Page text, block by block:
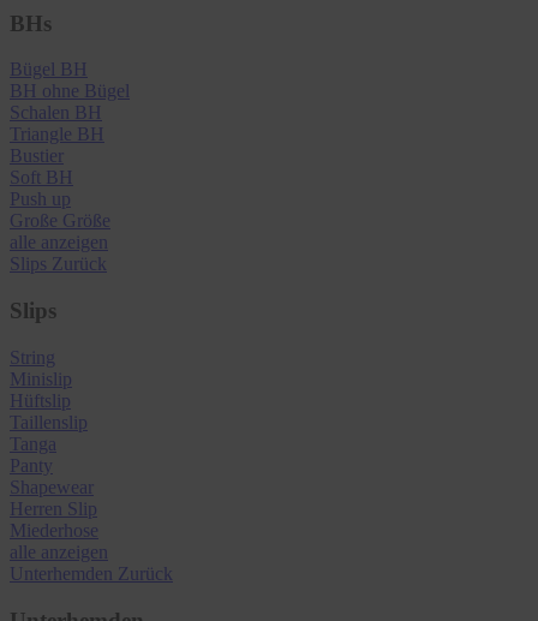
BHs
Bügel BH
BH ohne Bügel
Schalen BH
Triangle BH
Bustier
Soft BH
Push up
Große Größe
alle anzeigen
Slips Zurück
Slips
String
Minislip
Hüftslip
Taillenslip
Tanga
Panty
Shapewear
Herren Slip
Miederhose
alle anzeigen
Unterhemden Zurück